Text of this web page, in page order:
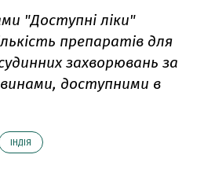
"Доступні ліки"
препаратів для
захворювань за
доступними в
ІНДІЯ